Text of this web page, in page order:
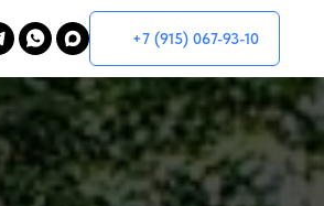
+7 (915) 067-93-10